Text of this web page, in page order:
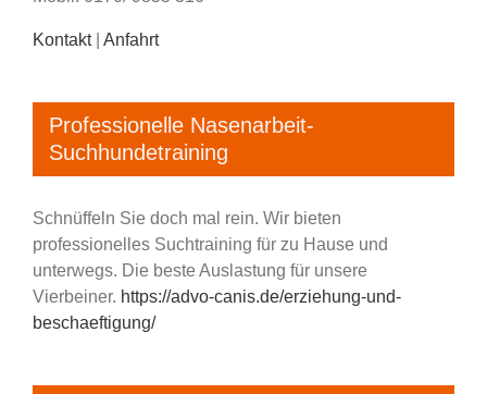
Kontakt| Anfahrt
Professionelle Nasenarbeit-
Suchhundetraining
Schnüffeln Sie doch mal rein. Wir bieten
professionelles Suchtraining für zu Hause und
unterwegs. Die beste Auslastung für unsere
Vierbeiner. https://advo-canis.de/erziehung-und-
beschaeftigung/